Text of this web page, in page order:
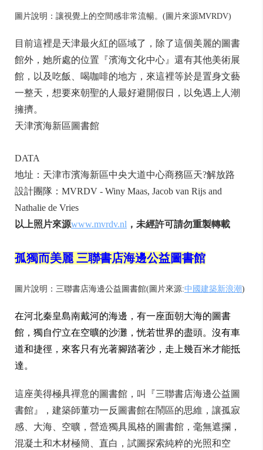
圖片說明：讓視覺上的空間感非常流暢。(圖片來源MVRDV)
目前這裡是天津最火紅的區域了，除了這個美麗的圖書
館外，她所處的位置『濱海文化中心』還有其他美術展
館，以及吃飯、喝咖啡的地方，來這裡等於是置身文藝
一整天，想要來朝聖的人最好避開假日，以免遇上人潮
擁擠。
天津濱海新區圖書館
DATA
地址：天津市濱海新區中央大道中心商務區天?解放路
設計團隊：MVRDV - Winy Maas, Jacob van Rijs and
Nathalie de Vries
以上照片來源www.mvrdv.nl ，未經許可請勿重製轉載
孤獨而美麗 三聯書店海邊公益圖書館
圖片說明：三聯書店海邊公益圖書館(圖片來源:中國建築新浪潮)
在河北秦皇島南戴河的海邊，有一座面朝大海的圖書
館，獨自佇立在空曠的沙灘，恍若世界的盡頭。沒有車
道和捷徑，來客只有光著腳踏著沙，走上幾百米才能抵
達。
這座美得極具禪意的圖書館，叫『三聯書店海邊公益圖
書館』，建築師董功一反圖書館在鬧區的思維，讓孤寂
感、大海、空曠，營造獨具風格的圖書館，毫無遮攔，
混凝土和木材極簡、直白，試圖探索純粹的光照和空